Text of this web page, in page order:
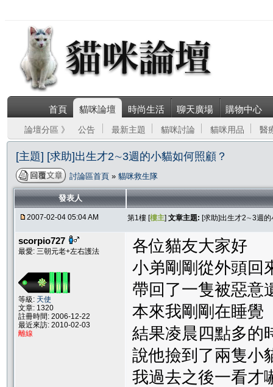
首頁 貓咪論壇 時尚生活 聊天廣場 購物中心
論壇分區 》 公告 最新主題 貓咪討論 貓咪用品 醫
[主題] [求助]出生才2∼3週的小貓如何照顧？
討論區首頁 » 貓咪救生隊
發表人
2007-02-04 05:04 AM 第1樓 [樓主] 文章主題: [求助]出生才2∼3週
scorpio727
最愛: 三朝元老+左右護法
等級: 天使
文章: 1320
註冊時間: 2006-12-22
最近來訪: 2010-02-03
離線
各位貓友大家好
小弟剛剛從外頭回
帶回了一隻被惡意
本來我剛剛在睡覺
結果凌晨四點多的
說他撿到了兩隻小
我過去之後一看才